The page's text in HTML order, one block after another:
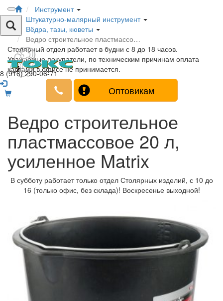
8 (916) 290-06-71
Инструмент
Штукатурно-малярный инструмент
Вёдра, тазы, кюветы
Ведро строительное пластмассо…
Столярный отдел работает в будни с 8 до 18 часов.
Уважаемые покупатели, по техническим причинам оплата
картами в офисе не принимается.
Оптовикам
Ведро строительное
пластмассовое 20 л,
усиленное Matrix
В субботу работает только отдел Столярных изделий, с 10 до
16 (только офис, без склада)! Воскресенье выходной!